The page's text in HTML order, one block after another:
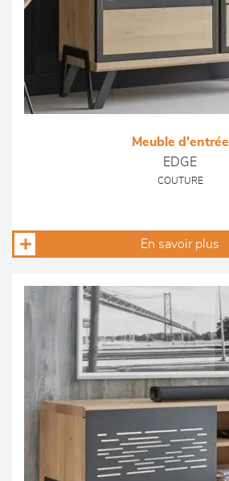
Meuble d'entrée
EDGE
COUTURE
En savoir plus